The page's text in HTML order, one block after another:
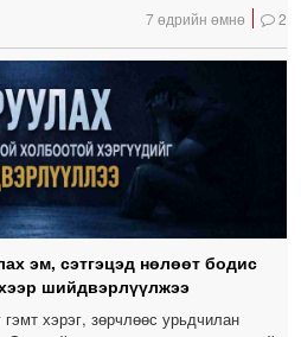
7 өдрийн өмнө 2
эм, сэтгэцэд нөлөөт бодис
шийдвэрлүүлжээ
хэрэг, зөрчлөөс урьдчилан